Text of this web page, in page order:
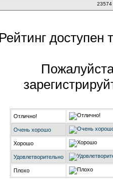
23574
Рейтинг доступен
Отлично!
Очень хорошо
Хорошо
Удовлетворительно
Плохо